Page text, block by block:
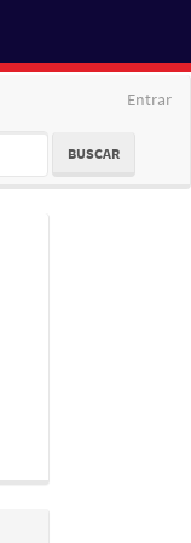
Entrar
BUSCAR